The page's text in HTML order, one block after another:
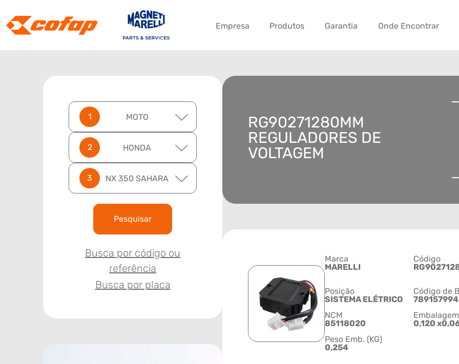
Empresa Produtos Garantia Onde Encontrar
MOTO
HONDA
NX 350 SAHARA
Pesquisar
Busca por código ou
referência
Busca por placa
RG90271280MM
REGULADORES DE
VOLTAGEM
Marca
MARELLI
Código
Posição
SISTEMA ELÉTRICO
Código de
NCM
85118020
0,120
Peso Emb. (KG)
0,254